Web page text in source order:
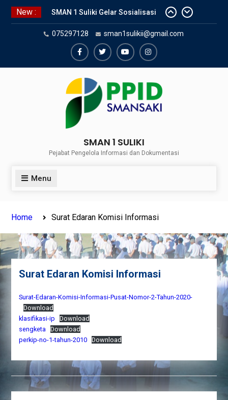
Skip
New :
SMAN 1 Suliki Gelar Sosialisasi
Keselamatan Berlalu Lintas
Bersama Dinas Perhubungan
Lima Puluh Kota
SNBP 2024 – Rekapitulasi
Suliki Tembus PTN
Sosialisasi Narkoba bersama
Kasat Reserve Narkoba Polres 50
075297128 sman1sulikii@gmail.com
FacebookTwiterYoutubeInstagram
SMAN 1 SULIKI
Pejabat Pengelola Informasi dan Dokumentasi
Menu
Home Surat Edaran Komisi Informasi
Surat Edaran Komisi Informasi
Surat-Edaran-Komisi-Informasi-Pusat-Nomor-2-Tahun-2020-
Download
klasifikasi-ip
Download
sengketa
Download
perkip-no-1-tahun-2010
Download